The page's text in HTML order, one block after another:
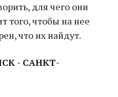
для чего они
того, чтобы на нее
что их найдут.
- САНКТ-